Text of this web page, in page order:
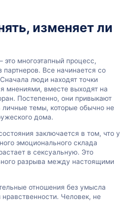
изменяет ли
многоэтапный процесс,
партнеров. Все начинается со
люди находят точки
мнениями, вместе выходят на
Постепенно, они привыкают
темы, которые обычно не
дома.
заключается в том, что у
эмоционального склада
в сексуальную. Это
разрыва между настоящими
отношения без умысла
Человек, не